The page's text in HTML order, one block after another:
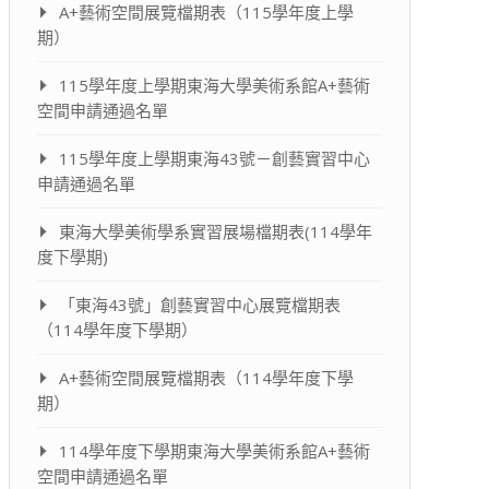
A+藝術空間展覽檔期表（115學年度上學
期）
115學年度上學期東海大學美術系館A+藝術
空間申請通過名單
115學年度上學期東海43號－創藝實習中心
申請通過名單
東海大學美術學系實習展場檔期表(114學年
度下學期)
「東海43號」創藝實習中心展覽檔期表
（114學年度下學期）
A+藝術空間展覽檔期表（114學年度下學
期）
114學年度下學期東海大學美術系館A+藝術
空間申請通過名單